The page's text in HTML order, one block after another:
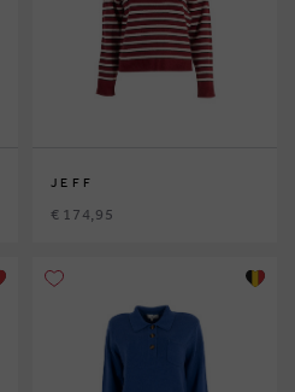
JEFF
€ 174,95